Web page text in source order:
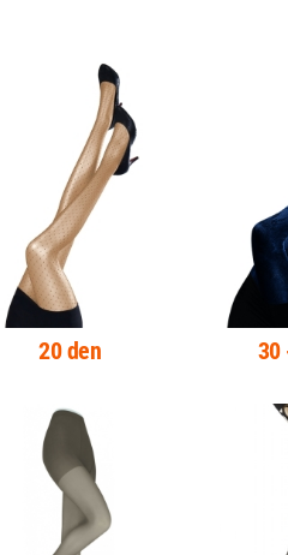
20 den 30